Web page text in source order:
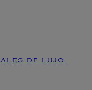
de lujo